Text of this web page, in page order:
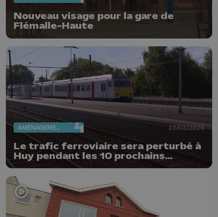
Nouveau visage pour la gare de
Flémalle-Haute
AMÉNAGEMENT DU TERRITOIRE 23/03/2026
Le trafic ferroviaire sera perturbé à
Huy pendant les 10 prochains
weekends